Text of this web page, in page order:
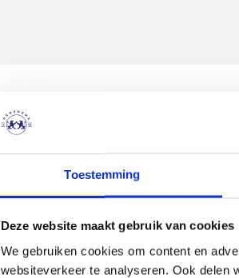
Toestemming
Deze website maakt gebruik van cookies
We gebruiken cookies om content en
websiteverkeer te analyseren. Ook delen
We hebben ons best gedaan, maar